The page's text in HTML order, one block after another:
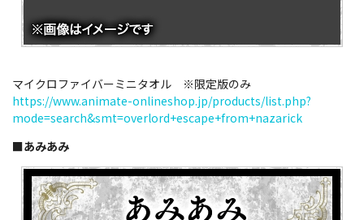
マイクロファイバーミニタオル ※限定版のみ
https://www.animate-onlineshop.jp/products/list.php?
mode=search&smt=overlord+escape+from+nazarick
■あみあみ